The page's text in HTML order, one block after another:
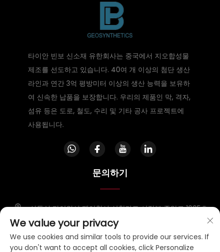
타이안 빈보 신소재 유한회사는 중국에서 지오합성물
제조를 선도하고 있습니다. 40여 개 이상의 첨단 생산
라인과 연간 3억 평방미터 이상의 생산 능력을 보유하
여 신속한 납품을 보장합니다. 우리의 제품인 막, 격자,
섬유 등은 도로, 철도, 수리 및 기타 공사 프로젝트에
사용됩니다.
문의하기
산동성 타이안시 페이청시 신청가도 시정부 중앙로 1905호
+86-15953807388
We value your privacy
We use cookies and similar tools to provide our services. If
you don't want to accept all cookies, click Personalize